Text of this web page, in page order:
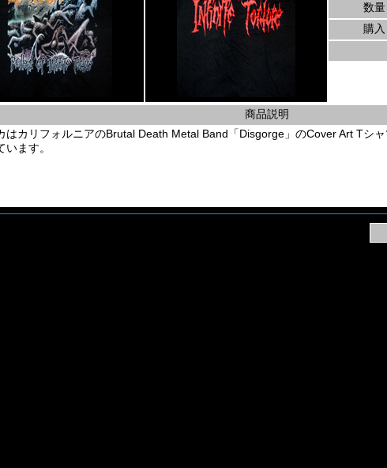
数量
購入
商品説明
はカリフォルニアのBrutal Death Metal Band「Disgorge」のCover Art Tシ
います。